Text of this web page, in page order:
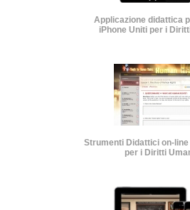
Applicazione didattica
iPhone Uniti per i
Strumenti Didattici on-line
per i Diritti